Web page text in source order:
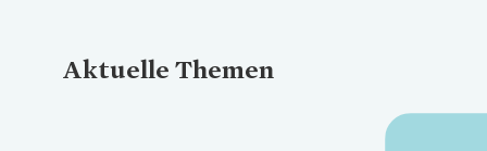
Aktuelle Themen